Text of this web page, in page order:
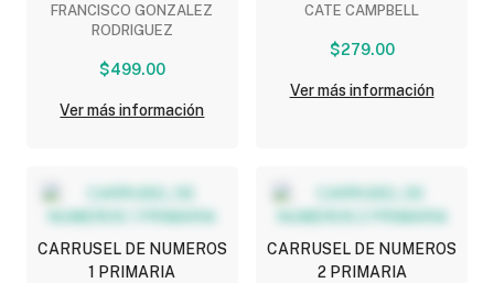
FRANCISCO GONZALEZ
RODRIGUEZ
$499.00
Ver más información
CATE CAMPBELL
$279.00
Ver más información
CARRUSEL DE NUMEROS
1 PRIMARIA
CARRUSEL DE NUMEROS
2 PRIMARIA